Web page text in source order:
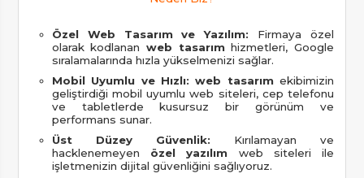
Özel Web Tasarım ve Yazılım: Firmaya özel
olarak kodlananweb tasarımhizmetleri, Google
sıralamalarında hızla yükselmenizi sağlar.
Mobil Uyumlu ve Hızlı: web tasarımekibimizin
geliştirdiği mobil uyumlu web siteleri, cep telefonu
ve tabletlerde kusursuz bir görünüm ve
performans sunar.
Üst Düzey Güvenlik: Kırılamayan ve
hacklenemeyen özel yazılım web siteleri ile
işletmenizin dijital güvenliğini sağlıyoruz.